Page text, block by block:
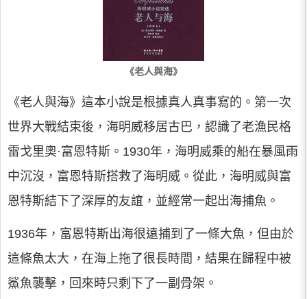
《老人與海》
《老人與海》這本小說是根據真人真事寫的。第一次
世界大戰結束後，海明威移居古巴，認識了老漁民格
雷戈里奧·富恩特斯。1930年，海明威乘的船在暴風雨
中沉沒，富恩特斯搭救了海明威。從此，海明威與富
恩特斯結下了深厚的友誼，並經常一起出海捕魚。
1936年，富恩特斯出海很遠捕到了一條大魚，但由於
這條魚太大，在海上拖了很長時間，結果在歸程中被
鯊魚襲擊，回來時只剩下了一副骨架。